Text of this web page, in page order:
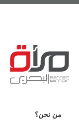
من نحن؟